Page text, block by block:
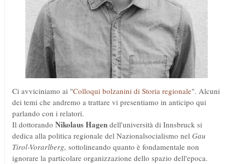
Ci avviciniamo ai "Colloqui bolzanini di Storia regionale". Alcuni
dei temi che andremo a trattare vi presentiamo in anticipo qui
parlando con i relatori.
Il dottorando Nikolaus Hagendell'università di Innsbruck si
dedica alla politica regionale del Nazionalsocialismo nel Gau
Tirol-Vorarlberg, sottolineando quanto è fondamentale non
ignorare la particolare organizzazione dello spazio dell'epoca.